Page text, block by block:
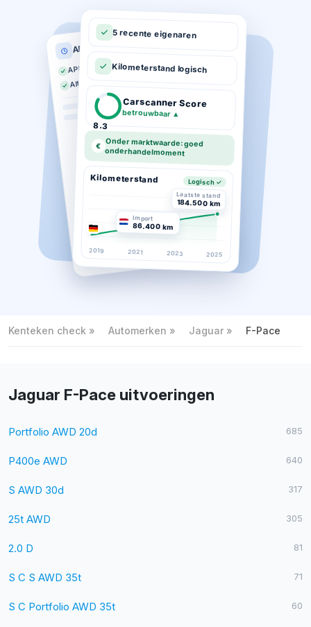
APK historie
APK geldig tot 03-2026
Altijd op tijd gekeurd
5 recente eigenaren
Kilometerstand logisch
8.3
Carscanner Score
betrouwbaar ▲
€ Onder marktwaarde: goed
onderhandelmoment
Kilometerstand Logisch ✓
Laatste stand
184.500 km
Import
86.400 km
2019 2021 2023 2025
Kenteken check Automerken Jaguar F-Pace
Jaguar F-Pace uitvoeringen
Portfolio AWD 20d 685
P400e AWD 640
S AWD 30d 317
25t AWD 305
2.0 D 81
S C S AWD 35t 71
S C Portfolio AWD 35t 60